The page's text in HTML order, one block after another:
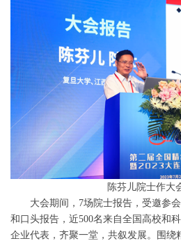
陈芬儿院士作大
大会期间，7场院士报告，受邀参
和口头报告，近500名来自全国高校和
企业代表，齐聚一堂，共叙发展。围绕